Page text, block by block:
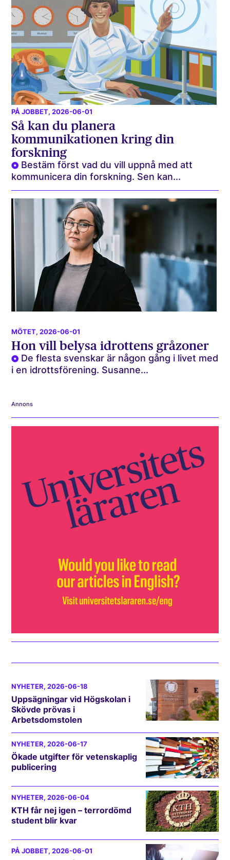
PÅ JOBBET, 2026-06-01
Så kan du planera
kommunikationen kring din
forskning
Bestäm först vad du vill uppnå med att
kommunicera din forskning. Sen kan...
MÖTET, 2026-06-01
Hon vill belysa idrottens gråzoner
De flesta svenskar är någon gång i livet med
i en idrottsförening. Susanne...
Annons
NYHETER, 2026-06-18
Uppsägningar vid Högskolan i
Skövde prövas i
Arbetsdomstolen
NYHETER, 2026-06-17
Ökade utgifter för vetenskaplig
publicering
NYHETER, 2026-06-04
KTH får nej igen – terrordömd
student blir kvar
PÅ JOBBET, 2026-06-01